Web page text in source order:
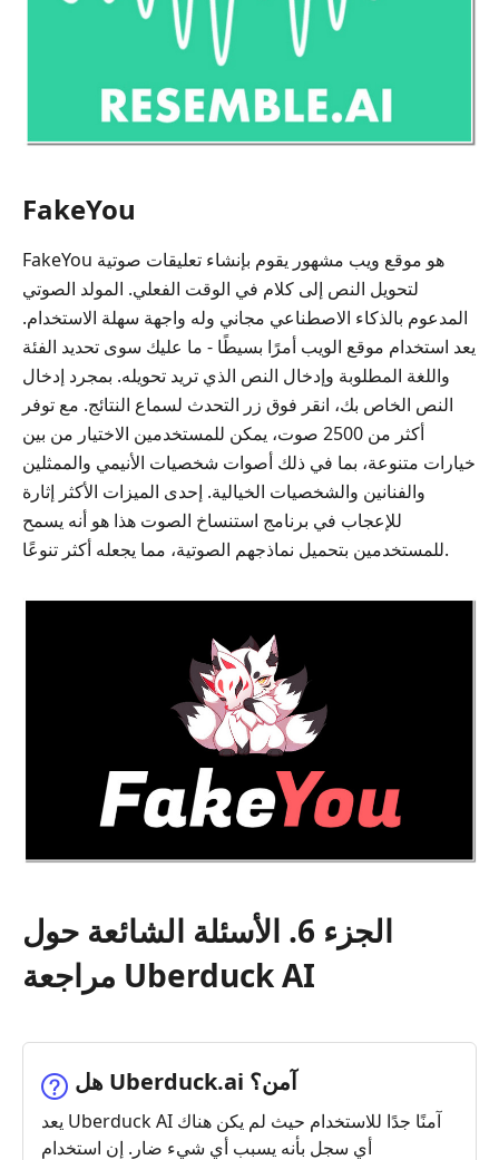
FakeYou
FakeYou هو موقع ويب مشهور يقوم بإنشاء تعليقات صوتية
لتحويل النص إلى كلام في الوقت الفعلي. المولد الصوتي
المدعوم بالذكاء الاصطناعي مجاني وله واجهة سهلة الاستخدام.
يعد استخدام موقع الويب أمرًا بسيطًا - ما عليك سوى تحديد الفئة
واللغة المطلوبة وإدخال النص الذي تريد تحويله. بمجرد إدخال
النص الخاص بك، انقر فوق زر التحدث لسماع النتائج. مع توفر
أكثر من 2500 صوت، يمكن للمستخدمين الاختيار من بين
خيارات متنوعة، بما في ذلك أصوات شخصيات الأنيمي والممثلين
والفنانين والشخصيات الخيالية. إحدى الميزات الأكثر إثارة
للإعجاب في برنامج استنساخ الصوت هذا هو أنه يسمح
للمستخدمين بتحميل نماذجهم الصوتية، مما يجعله أكثر تنوعًا.
الجزء 6. الأسئلة الشائعة حول
مراجعة Uberduck AI
هل Uberduck.ai آمن؟
يعد Uberduck AI آمنًا جدًا للاستخدام حيث لم يكن هناك
أي سجل بأنه يسبب أي شيء ضار. إن استخدام